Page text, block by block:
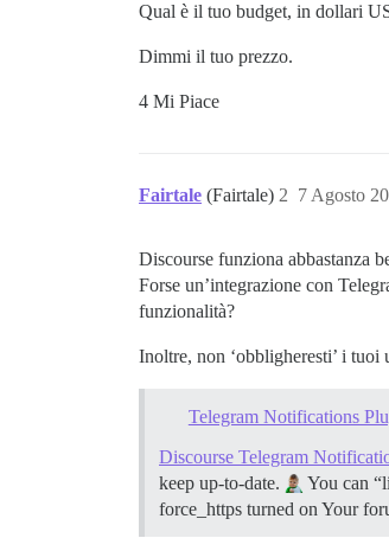
Qual è il tuo budget, in dollari
Dimmi il tuo prezzo.
4 Mi Piace
Fairtale (Fairtale) 7 Agosto
2
Discourse funziona abbastanza
Forse un’integrazione con
funzionalità?
Inoltre, non ‘obbligheresti’ i tuoi
Telegram Notifications
Discourse Telegram
keep up-to-date.
You can
force_https turned on Your